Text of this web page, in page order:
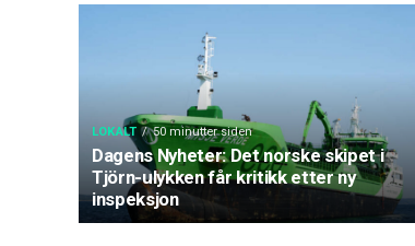
LOKALT 50 minutter siden
Dagens Nyheter: Det norske skipet i
Tjörn-ulykken får kritikk etter ny
inspeksjon